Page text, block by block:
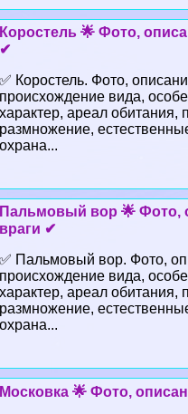
Коростель 🌟 Фото,
✔
✅ Коростель. Фото,
происхождение вида,
хаpaктер, ареал обитания,
размножение,
охрана...
Пальмовый вор 🌟 Фото,
враги ✔
✅ Пальмовый вор. Фото,
происхождение вида,
хаpaктер, ареал обитания,
размножение,
охрана...
Московка 🌟 Фото,